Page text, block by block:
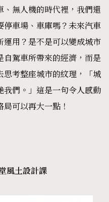
無人機的時代裡，我們還
停車場、車庫嗎？未來汽車
運用？是不是可以變成城市
自駕車所帶來的經濟，而是
考整座城市的紋理，「城
我們。」這是一句令人感動
可以再大一點！
風土設計課